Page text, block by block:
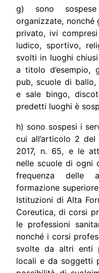
g) sono
organizzate,
privato, ivi
ludico, sportivo,
svolti in luoghi
a titolo d’esempio,
pub, scuole di ballo,
e sale bingo,
predetti luoghi è
h) sono sospesi i
cui all’articolo 2
2017, n. 65, e le
nelle scuole di ogni
frequenza delle
formazione
Istituzioni di Alta
Coreutica, di corsi
le professioni
nonché i corsi
svolte da altri enti
locali e da soggetti